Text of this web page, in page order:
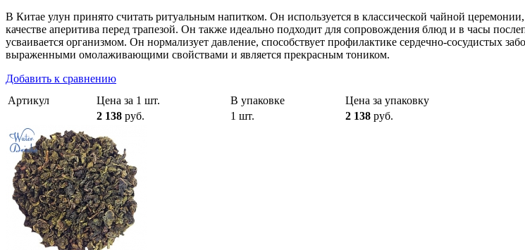
В Китае улун принято считать ритуальным напитком. Он используется в классической чайной
качестве аперитива перед трапезой. Он также идеально подходит для сопровождения блюд и в часы
усваивается организмом. Он нормализует давление, способствует профилактике сердечно-сосудистых
выраженными омолаживающими свойствами и является прекрасным тоником.
Добавить к сравнению
Артикул
Цена за 1 шт. В упаковке
Цена за упаковку
2 138 руб. 1 шт. 2 138 руб.